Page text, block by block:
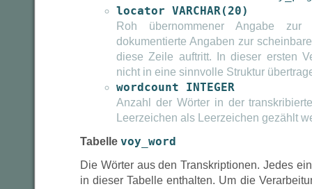
locator VARCHAR(20)
Roh übernommener Angabe
dokumentierte Angaben zur
diese Zeile auftritt. In dieser ersten
nicht in eine sinnvolle Struktur
wordcount INTEGER
Anzahl der Wörter in der
Leerzeichen als Leerzeichen gezählt
Tabelle voy_word
Die Wörter aus den Transkriptionen. Jedes
in dieser Tabelle enthalten. Um die